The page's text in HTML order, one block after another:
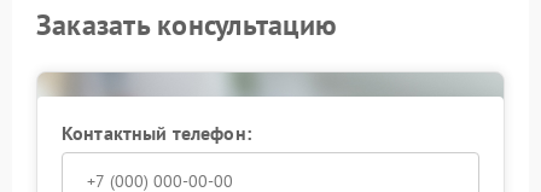
Заказать консультацию
Контактный телефон: